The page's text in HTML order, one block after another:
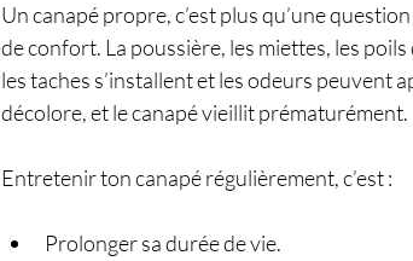
Un canapé propre, c’est plus qu’une
de confort. La poussière, les miettes, les
les taches s’installent et les odeurs peuvent
décolore, et le canapé vieillit prématurément.
Entretenir ton canapé régulièrement, c’est :
Prolonger sa durée de vie.